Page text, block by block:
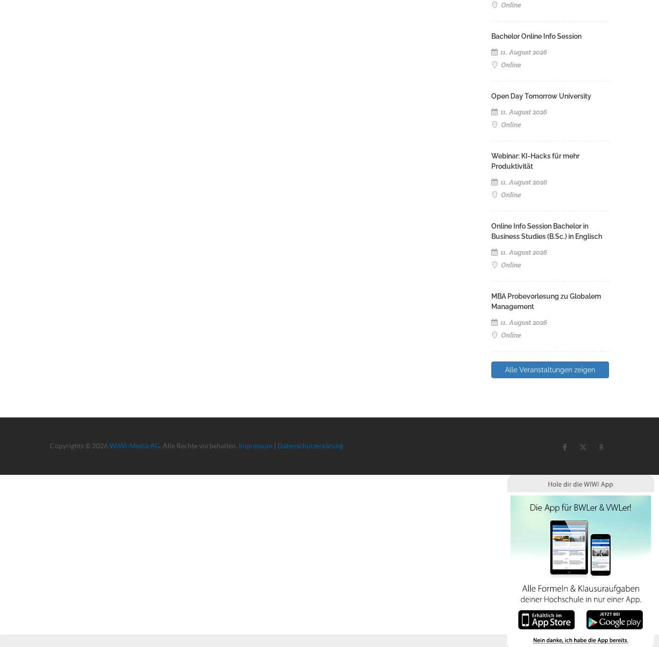
Online
Bachelor Online Info Session
11. August 2026
Online
Open Day Tomorrow University
11. August 2026
Online
Webinar: KI-Hacks für mehr
Produktivität
11. August 2026
Online
Online Info Session Bachelor in
Business Studies (B.Sc.) in Englisch
11. August 2026
Online
MBA Probevorlesung zu Globalem
Management
11. August 2026
Online
Alle Veranstaltungen zeigen
Copyrights © 2026 WiWi-Media AG. Alle Rechte vorbehalten. Impressum | Datenschutzerkärung